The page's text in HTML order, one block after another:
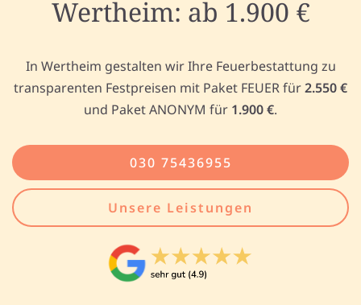
Wertheim: ab 1.900 €
In Wertheim gestalten wir Ihre Feuerbestattung zu
transparenten Festpreisen mit Paket FEUER für2.550 €
und Paket ANONYM für 1.900 €.
030 75436955
Unsere Leistungen